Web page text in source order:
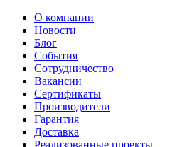
О компании
Новости
Блог
События
Сотрудничество
Вакансии
Сертификаты
Производители
Гарантия
Доставка
Реализованные проекты